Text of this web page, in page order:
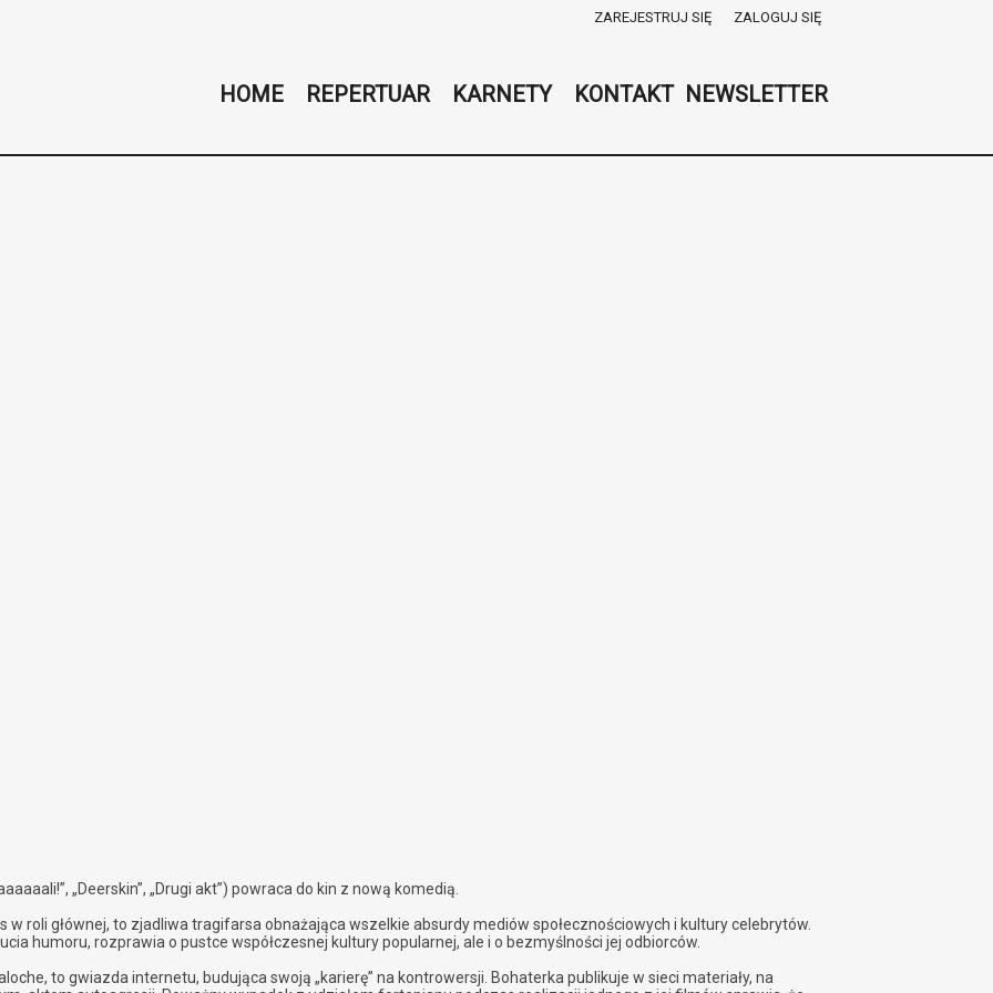
ZAREJESTRUJ SIĘ ZALOGUJ SIĘ
0,00
HOME REPERTUAR KARNETY KONTAKT NEWSLETTER
„Deerskin”, „Drugi akt”) powraca do kin z nową komedią.
w roli głównej, to zjadliwa tragifarsa obnażająca wszelkie absurdy mediów społecznościowych i kultury celebrytów.
humoru, rozprawia o pustce współczesnej kultury popularnej, ale i o bezmyślności jej odbiorców.
to gwiazda internetu, budująca swoją „karierę” na kontrowersji. Bohaterka publikuje w sieci materiały, na